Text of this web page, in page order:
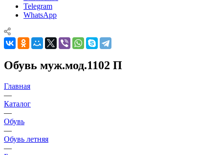
Telegram
WhatsApp
Обувь муж.мод.1102 П
Главная
—
Каталог
—
Обувь
—
Обувь летняя
—